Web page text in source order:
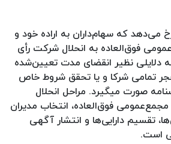
می‌دهد که سهام‌داران به اراده خود و
فوق‌العاده به انحلال شرکت رأی
دلایلی نظیر انقضای مدت تعیین‌شده
تمامی شرکا و یا تحقق شروط خاص
صورت میگیرد. مراحل انحلال
فوق‌العاده، انتخاب مدیران
تقسیم دارایی‌ها و انتشار آگهی
است.